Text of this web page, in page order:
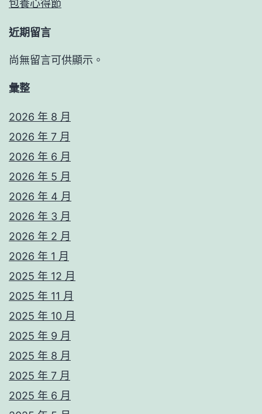
包養心得節
近期留言
尚無留言可供顯示。
彙整
2026 年 8 月
2026 年 7 月
2026 年 6 月
2026 年 5 月
2026 年 4 月
2026 年 3 月
2026 年 2 月
2026 年 1 月
2025 年 12 月
2025 年 11 月
2025 年 10 月
2025 年 9 月
2025 年 8 月
2025 年 7 月
2025 年 6 月